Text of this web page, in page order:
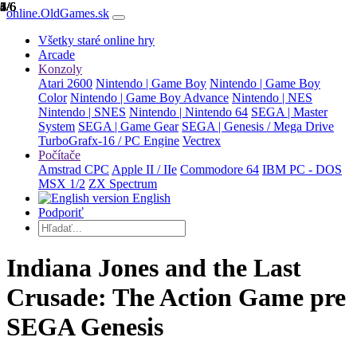
online.OldGames.sk
Všetky staré online hry
Arcade
Konzoly
Atari 2600 Nintendo | Game Boy Nintendo | Game Boy
Color Nintendo | Game Boy Advance Nintendo | NES
Nintendo | SNES Nintendo | Nintendo 64 SEGA | Master
System SEGA | Game Gear SEGA | Genesis / Mega Drive
TurboGrafx-16 / PC Engine Vectrex
Počítače
Amstrad CPC Apple II / IIe Commodore 64 IBM PC - DOS
MSX 1/2 ZX Spectrum
English
Podporiť
Indiana Jones and the Last
Crusade: The Action Game pre
SEGA Genesis
1/6
2/6
3/6
4/6
5/6
6/6